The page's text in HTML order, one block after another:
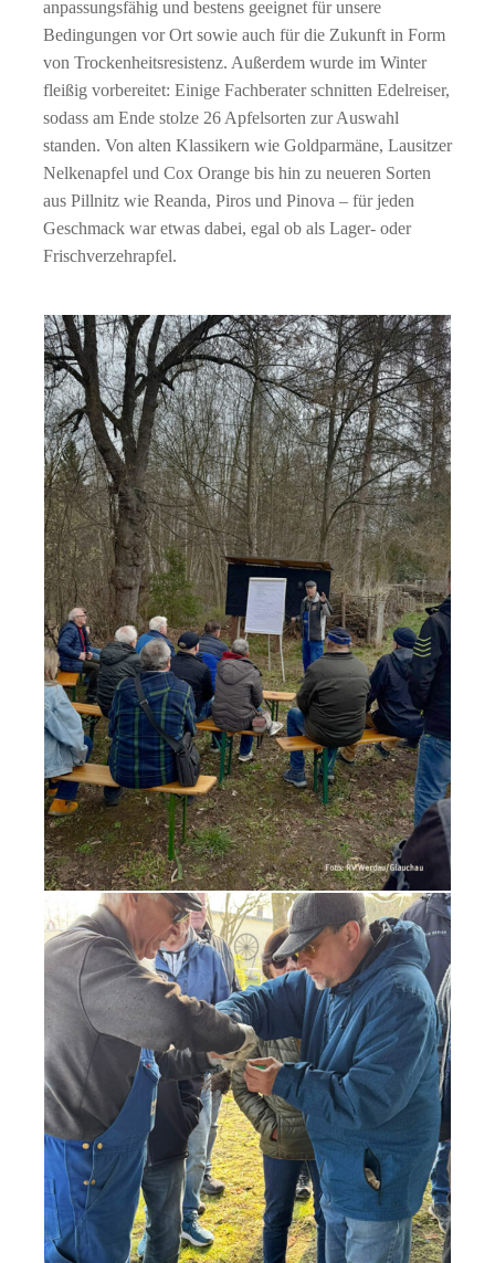
anpassungsfähig und bestens geeignet für unsere
Bedingungen vor Ort sowie auch für die Zukunft in Form
von Trockenheitsresistenz. Außerdem wurde im Winter
fleißig vorbereitet: Einige Fachberater schnitten Edelreiser,
sodass am Ende stolze 26 Apfelsorten zur Auswahl
standen. Von alten Klassikern wie Goldparmäne, Lausitzer
Nelkenapfel und Cox Orange bis hin zu neueren Sorten
aus Pillnitz wie Reanda, Piros und Pinova – für jeden
Geschmack war etwas dabei, egal ob als Lager- oder
Frischverzehrapfel.